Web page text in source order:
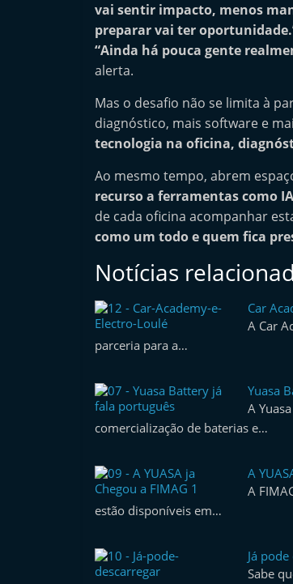
vai sentir impacto, menos
preparar vai ter
“Ainda há pouca gente
alerta.
Mas o desafio não se limita à
diagnóstico, mais software e
tecnologia na oficina,
Ao mesmo tempo, abrem
recurso a ferramentas como
de cada oficina acompanhar
como um todo e quem fica
Notícias
Car
A Car
parceria para a…
Yuasa
A
comercialização de baterias e…
A
A
estão disponíveis em…
Já
Sabe